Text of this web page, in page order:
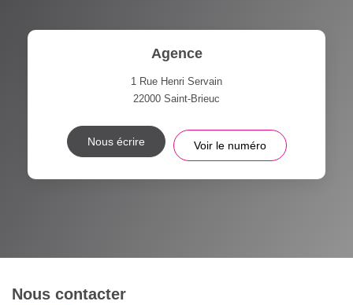
Agence
1 Rue Henri Servain
22000 Saint-Brieuc
Nous écrire Voir le numéro
Nous contacter